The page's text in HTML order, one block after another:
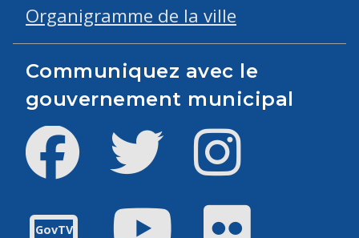
Organigramme de la ville
Communiquez avec le
gouvernement municipal
Facebook Twitter
GovTV
Youtube